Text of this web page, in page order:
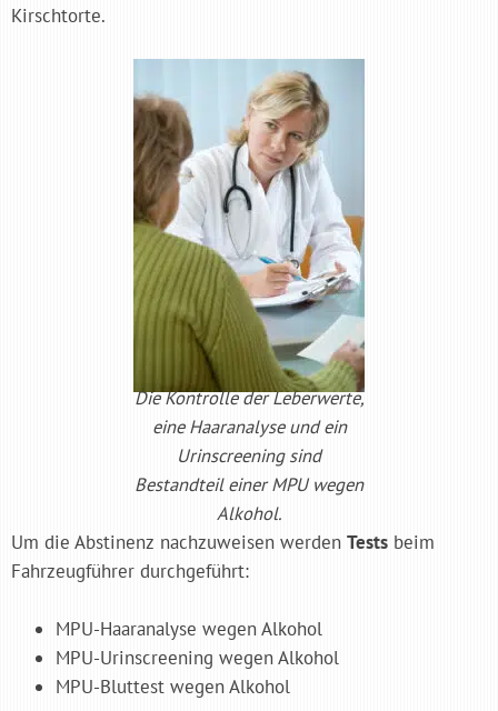
Kirschtorte.
Die Kontrolle der Leberwerte,
eine Haaranalyse und ein
Urinscreening sind
Bestandteil einer MPU wegen
Alkohol.
Um die Abstinenz nachzuweisen werden Tests beim
Fahrzeugführer durchgeführt:
MPU-Haaranalyse wegen Alkohol
MPU-Urinscreening wegen Alkohol
MPU-Bluttest wegen Alkohol